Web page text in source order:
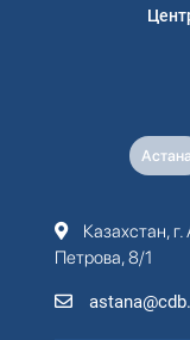
Астана
Казахстан, г.
Петрова, 8/1